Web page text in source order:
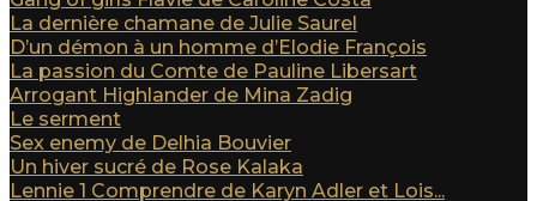
La dernière chamane de Julie Saurel
D’un démon à un homme d’Elodie François
La passion du Comte de Pauline Libersart
Arrogant Highlander de Mina Zadig
Le serment
Sex enemy de Delhia Bouvier
Un hiver sucré de Rose Kalaka
Lennie 1 Comprendre de Karyn Adler et Lois...